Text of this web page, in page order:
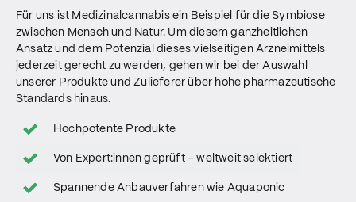
Für uns ist Medizinalcannabis ein Beispiel für die Symbiose
zwischen Mensch und Natur. Um diesem ganzheitlichen
Ansatz und dem Potenzial dieses vielseitigen Arzneimittels
jederzeit gerecht zu werden, gehen wir bei der Auswahl
unserer Produkte und Zulieferer über hohe pharmazeutische
Standards hinaus.
Hochpotente Produkte
Von Expert:innen geprüft – weltweit selektiert
Spannende Anbauverfahren wie Aquaponic